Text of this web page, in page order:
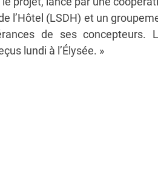
l’Hôtel (LSDH) et un
de ses concepteurs.
lundi à l’Élysée. »